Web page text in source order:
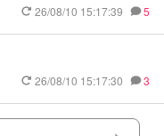
26/08/10 15:17:39 5
26/08/10 15:17:30 3